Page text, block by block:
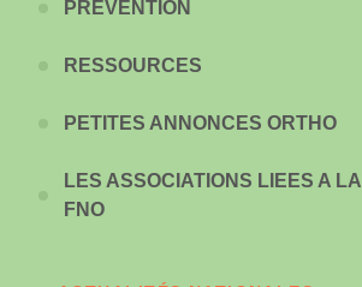
PRÉVENTION
RESSOURCES
PETITES ANNONCES ORTHO
LES ASSOCIATIONS LIEES A LA
FNO